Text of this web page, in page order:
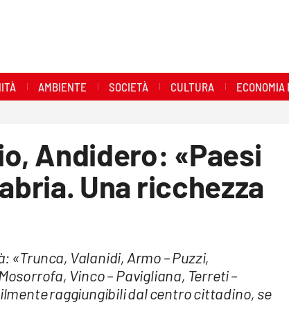
AMBIENTE SOCIETÀ CULTURA ECONOMIA
Andidero: «Paesi
Una ricchezza
«Trunca, Valanidi, Armo – Puzzi,
Vinco – Pavigliana, Terreti –
raggiungibili dal centro cittadino, se